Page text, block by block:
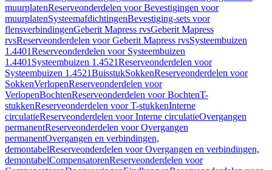
muurplatenReserveonderdelen voor Bevestigingen voor
muurplatenSysteemafdichtingenBevestiging-sets voor
flensverbindingenGeberit Mapress rvsGeberit Mapress
rvsReserveonderdelen voor Geberit Mapress rvsSysteembuizen
1.4401Reserveonderdelen voor Systeembuizen
1.4401 Systeembuizen 1.4521Reserveonderdelen voor
Systeembuizen 1.4521BuisstukSokkenReserveonderdelen voor
SokkenVerlopenReserveonderdelen voor
VerlopenBochtenReserveonderdelen voor BochtenT-
stukkenReserveonderdelen voor T-stukkenInterne
circulatieReserveonderdelen voor Interne circulatieOvergangen
permanentReserveonderdelen voor Overgangen
permanentOvergangen en verbindingen,
demontabelReserveonderdelen voor Overgangen en verbindingen,
demontabelCompensatorenReserveonderdelen voor